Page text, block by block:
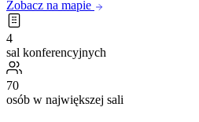
Zobacz na mapie
4
sal konferencyjnych
70
osób w największej sali